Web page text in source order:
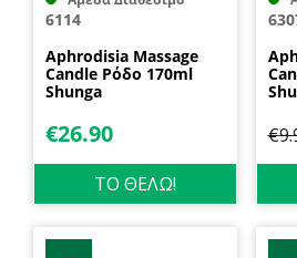
6114
Aphrodisia Massage
Candle Ρόδο 170ml
Shunga
€26.90
ΤΟ ΘΕΛΩ!
€